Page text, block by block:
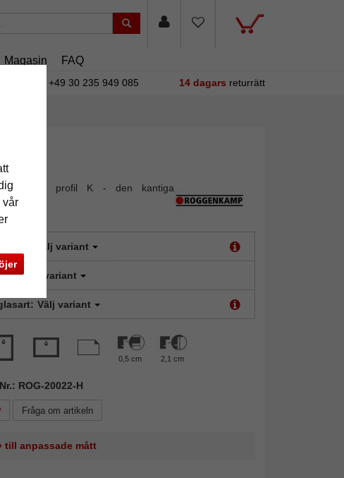
vår
Magasin FAQ
+49 30 235 949 085 14 dagars returrätt
profil K - den kantiga
Välj variant
Välj variant
Välj variant
0,5 cm 2,1 cm
ROG-20022-H
Fråga om artikeln
till anpassade mått